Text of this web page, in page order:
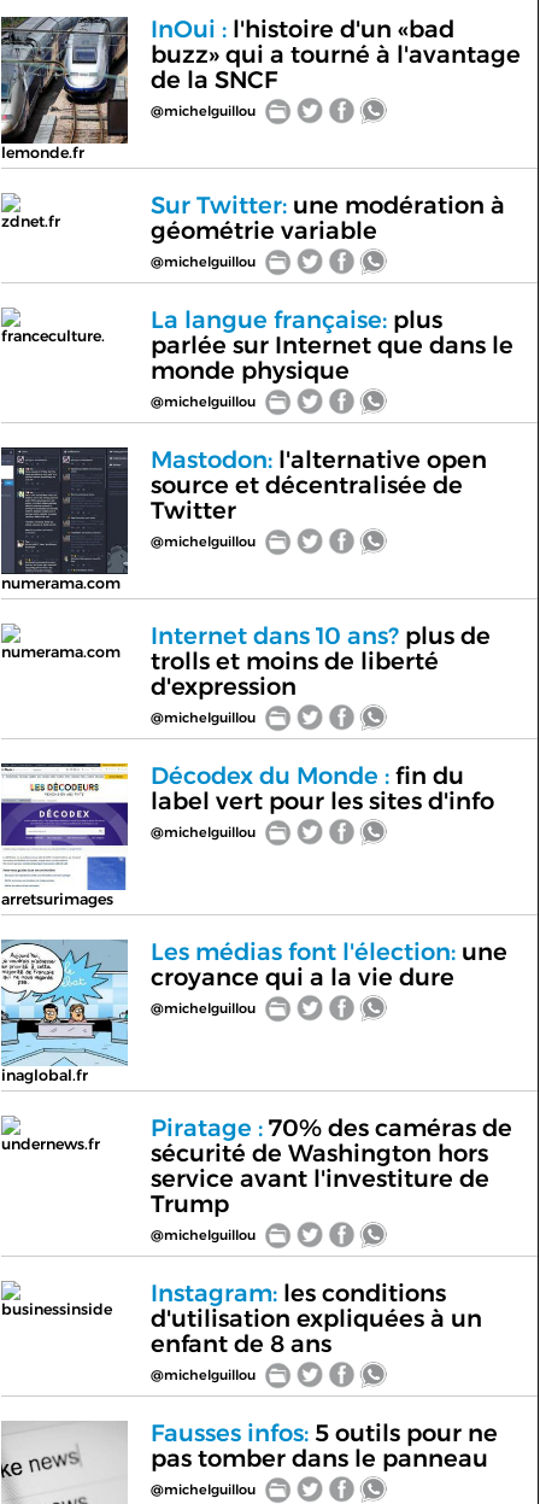
lemonde.fr
InOui :l'histoire d'un «bad
buzz» qui a tourné à l'avantage
de la SNCF
@michelguillou
zdnet.fr
Sur Twitter:une modération à
géométrie variable
@michelguillou
franceculture.
La langue française:plus
parlée sur Internet que dans le
monde physique
@michelguillou
numerama.com
Mastodon:l'alternative open
source et décentralisée de
Twitter
@michelguillou
numerama.com
Internet dans 10 ans?plus de
trolls et moins de liberté
d'expression
@michelguillou
arretsurimages
Décodex du Monde :fin du
label vert pour les sites d'info
@michelguillou
inaglobal.fr
Les médias font l'élection:une
croyance qui a la vie dure
@michelguillou
undernews.fr
Piratage :70% des caméras de
sécurité de Washington hors
service avant l'investiture de
Trump
@michelguillou
businessinside
Instagram:les conditions
d'utilisation expliquées à un
enfant de 8 ans
@michelguillou
Fausses infos:5 outils pour ne
pas tomber dans le panneau
@michelguillou